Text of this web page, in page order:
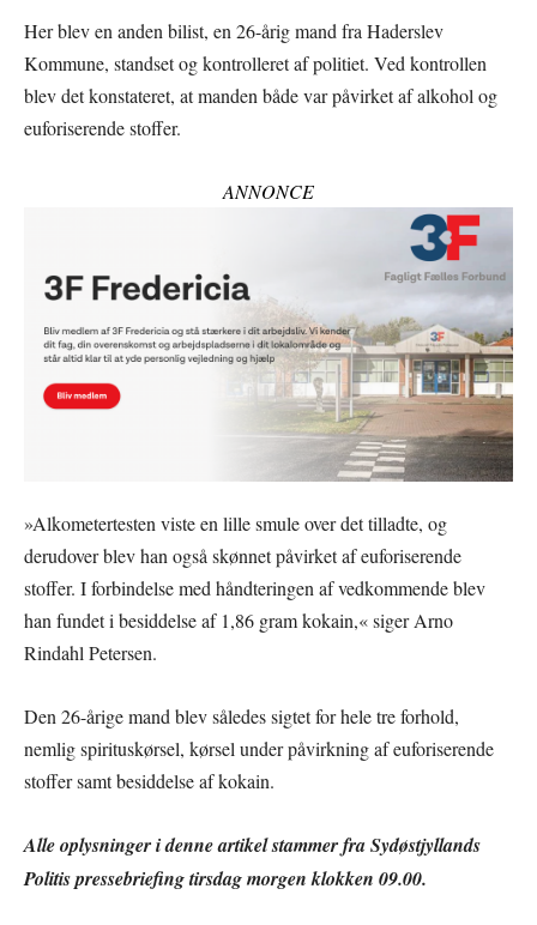
Her blev en anden bilist, en 26-årig mand fra Haderslev
Kommune, standset og kontrolleret af politiet. Ved kontrollen
blev det konstateret, at manden både var påvirket af alkohol og
euforiserende stoffer.
ANNONCE
»Alkometertesten viste en lille smule over det tilladte, og
derudover blev han også skønnet påvirket af euforiserende
stoffer. I forbindelse med håndteringen af vedkommende blev
han fundet i besiddelse af 1,86 gram kokain,« siger Arno
Rindahl Petersen.
Den 26-årige mand blev således sigtet for hele tre forhold,
nemlig spirituskørsel, kørsel under påvirkning af euforiserende
stoffer samt besiddelse af kokain.
Alle oplysninger i denne artikel stammer fra Sydøstjyllands
Politis pressebriefing tirsdag morgen klokken 09.00.